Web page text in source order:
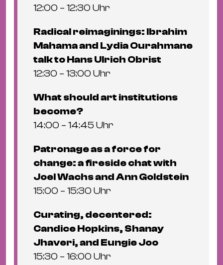
12:00 – 12:30 Uhr
Radical reimaginings: Ibrahim
Mahama and Lydia Ourahmane
talk to Hans Ulrich Obrist
12:30 – 13:00 Uhr
What should art institutions
become?
14:00 – 14:45 Uhr
Patronage as a force for
change: a fireside chat with
Joel Wachs and Ann Goldstein
15:00 – 15:30 Uhr
Curating, decentered:
Candice Hopkins, Shanay
Jhaveri, and Eungie Joo
15:30 – 16:00 Uhr